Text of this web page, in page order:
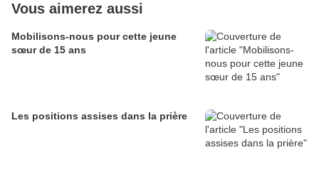
Vous aimerez aussi
Mobilisons-nous pour cette jeune
sœur de 15 ans
Les positions assises dans la prière